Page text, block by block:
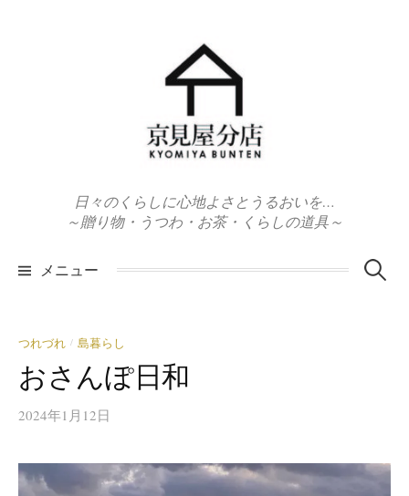
日々のくらしに心地よさとうるおいを…
～贈り物・うつわ・お茶・くらしの道具～
メニュー 検
つれづれ / 島暮らし
おさんぽ日和
2024年1月12日